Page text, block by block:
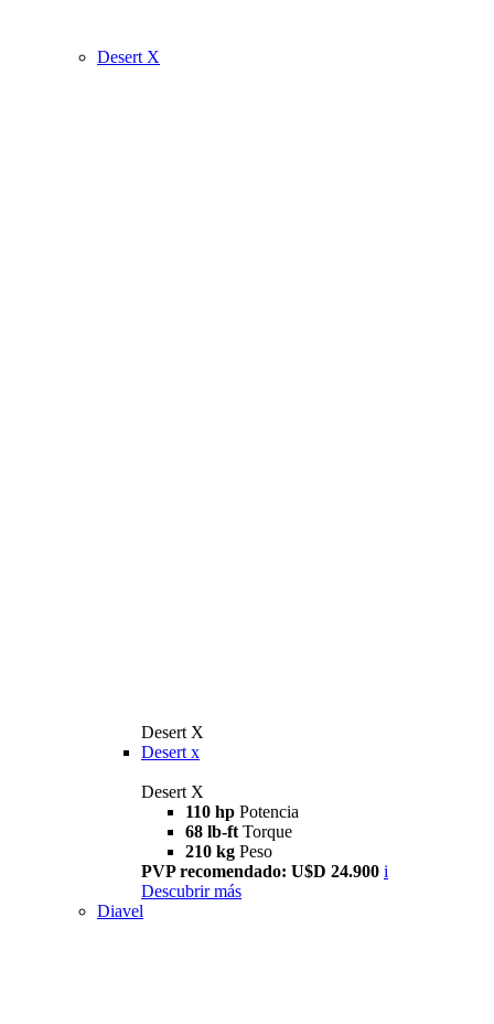
Desert X
Desert X
Desert x
Desert X
110 hp Potencia
68 lb-ft Torque
210 kg Peso
PVP recomendado: U$D 24.900 i
Descubrir más
Diavel